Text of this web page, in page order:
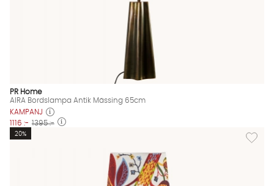
PR Home
AIRA Bordslampa Antik Mässing 65cm
KAMPANJ
1116 :- 1395 :-
Lägg
20%